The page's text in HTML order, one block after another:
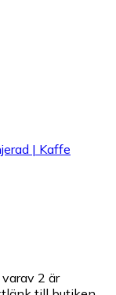
| Kaffe
2 är